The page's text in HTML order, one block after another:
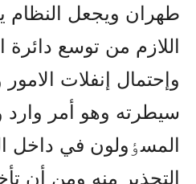
طهران ويجعل النظام
اللازم من توسع دائرة
وإحتمال إنفلات
سيطرته وهو أمر وارد
المسٶولون في داخل
التحذير منه ومن أن